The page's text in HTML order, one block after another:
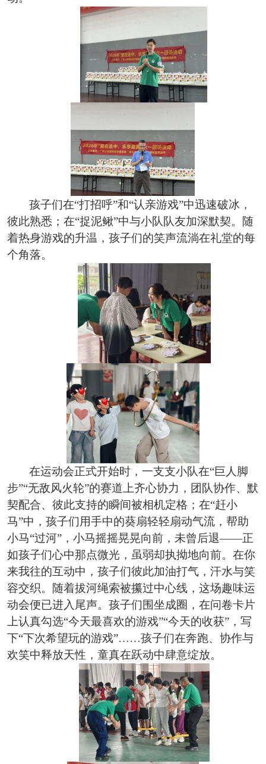
孩子们在“打招呼”和“认亲游戏”中迅速破冰，
彼此熟悉；在“捉泥鳅”中与小队队友加深默契。随
着热身游戏的升温，孩子们的笑声流淌在礼堂的每
个角落。
在运动会正式开始时，一支支小队在“巨人脚
步”“无敌风火轮”的赛道上齐心协力，团队协作、默
契配合、彼此支持的瞬间被相机定格；在“赶小
马”中，孩子们用手中的葵扇轻轻扇动气流，帮助
小马“过河”，小马摇摇晃晃向前，未曾后退——正
如孩子们心中那点微光，虽弱却执拗地向前。在你
来我往的互动中，孩子们彼此加油打气，汗水与笑
容交织。随着拔河绳索被攥过中心线，这场趣味运
动会便已进入尾声。孩子们围坐成圈，在问卷卡片
上认真勾选“今天最喜欢的游戏”“今天的收获”，写
下“下次希望玩的游戏”……孩子们在奔跑、协作与
欢笑中释放天性，童真在跃动中肆意绽放。